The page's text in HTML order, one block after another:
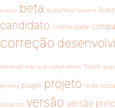
acesso beta BuddyPress Skeleton
candidato coletividade
correção
donwload educação email ensino fórum
phishing plugin projeto rede
usuários versão versão